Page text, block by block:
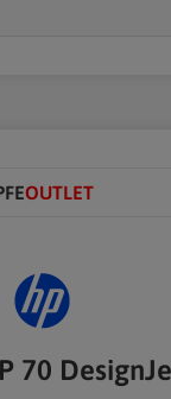
OUTLET
70